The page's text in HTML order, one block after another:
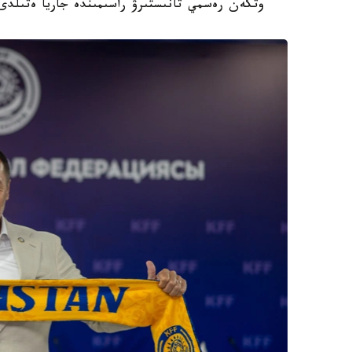
وتكەن رەسمي تانىستىرۋ راسىمىندە جاريا